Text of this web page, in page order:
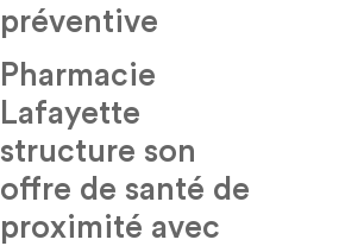
préventive
Pharmacie
Lafayette
structure son
offre de santé de
proximité avec